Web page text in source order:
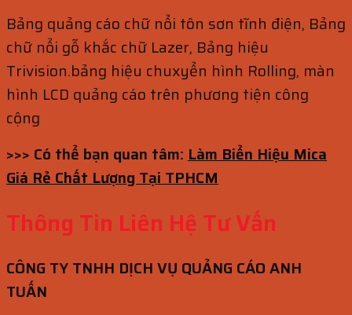
Bảng quảng cáo chữ nổi tôn sơn tĩnh điện, Bảng
chữ nổi gỗ khắc chữ Lazer, Bảng hiệu
Trivision.bảng hiệu chuxyển hình Rolling, màn
hình LCD quảng cáo trên phương tiện công
cộng
>>> Có thể bạn quan tâm: Làm Biển Hiệu Mica
Giá Rẻ Chất Lượng Tại TPHCM
Thông Tin Liên Hệ Tư Vấn
CÔNG TY TNHH DỊCH VỤ QUẢNG CÁO ANH
TUẤN